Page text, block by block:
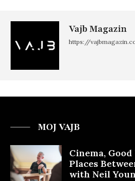
Vajb Magazin
https://
MOJ VAJB
Cinema,
Places
with Neil